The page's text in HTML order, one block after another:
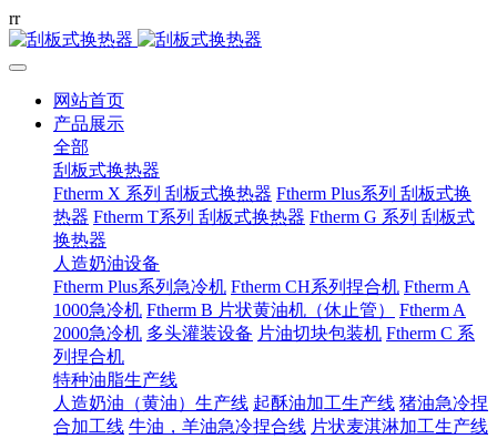
rr
网站首页
产品展示
全部
刮板式换热器
Ftherm X 系列 刮板式换热器 Ftherm Plus系列 刮板式换
热器 Ftherm T系列 刮板式换热器 Ftherm G 系列 刮板式
换热器
人造奶油设备
Ftherm Plus系列急冷机 Ftherm CH系列捏合机 Ftherm A
1000急冷机 Ftherm B 片状黄油机（休止管）
Ftherm A
2000急冷机 多头灌装设备 片油切块包装机 Ftherm C 系
列捏合机
特种油脂生产线
人造奶油（黄油）生产线 起酥油加工生产线 猪油急冷捏
合加工线 牛油，羊油急冷捏合线 片状麦淇淋加工生产线